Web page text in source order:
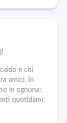
e chi
amici. In
in ognuna:
quotidiani,